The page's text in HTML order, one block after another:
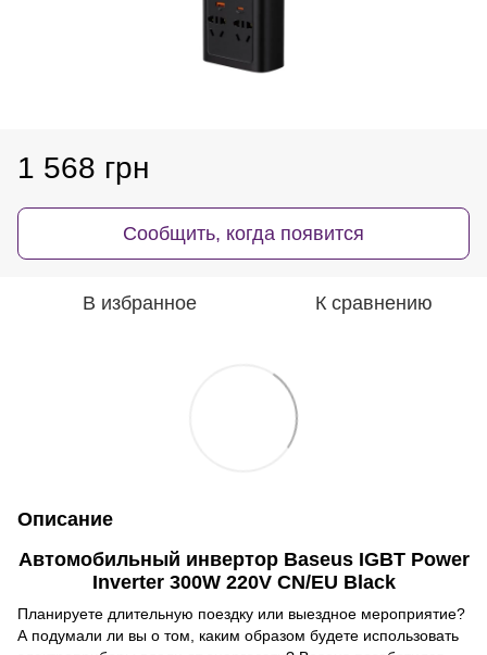
1 568 грн
Сообщить, когда появится
В избранное К сравнению
Описание
Автомобильный инвертор Baseus IGBT Power
Inverter 300W 220V CN/EU Black
Планируете длительную поездку или выездное мероприятие?
А подумали ли вы о том, каким образом будете использовать